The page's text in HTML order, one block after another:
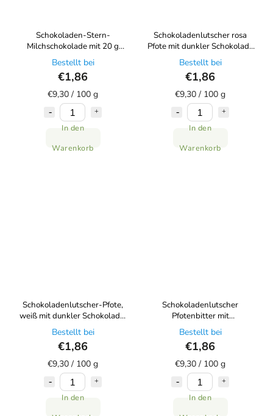
Schokoladen-Stern-
Milchschokolade mit 20 g
Zartbitterschokolade von
Choco Bonté
Bestellt bei
€1,86
€9,30 / 100 g
In den
Warenkorb
Schokoladenlutscher rosa
Pfote mit dunkler Schokolade
20 g Choco Bonté
Bestellt bei
€1,86
€9,30 / 100 g
In den
Warenkorb
Schokoladenlutscher-Pfote,
weiß mit dunkler Schokolade,
20 g Choco Bonté
Bestellt bei
€1,86
€9,30 / 100 g
In den
Schokoladenlutscher
Pfotenbitter mit
Vollmilchschokolade 20 g
Choco Bonté
Bestellt bei
€1,86
€9,30 / 100 g
In den